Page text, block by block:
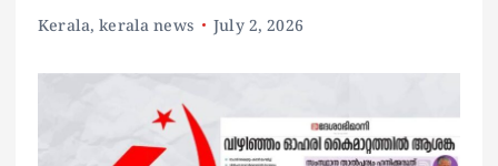
Kerala,kerala news July 2, 2026